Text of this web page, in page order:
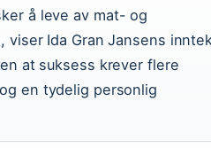
å leve av mat- og
viser Ida Gran Jansens
at suksess krever flere
en tydelig personlig